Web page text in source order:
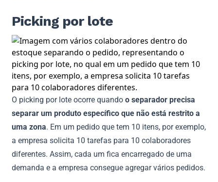
Picking por lote
O picking por lote ocorre quando o separador precisa
separar um produto específico que não está restrito a
uma zona. Em um pedido que tem 10 itens, por exemplo,
a empresa solicita 10 tarefas para 10 colaboradores
diferentes. Assim, cada um fica encarregado de uma
demanda e a empresa consegue agregar vários pedidos.